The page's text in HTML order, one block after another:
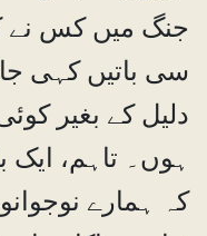
جنگ میں کس نے
سی باتیں کہی
دلیل کے بغیر
ہوں۔ تاہم،
کہ ہمارے